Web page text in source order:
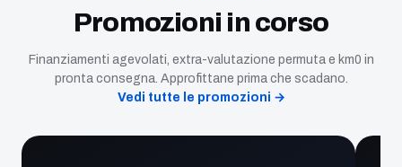
Promozioni in corso
Finanziamenti agevolati, extra-valutazione permuta e km0 in
pronta consegna. Approfittane prima che scadano.
Vedi tutte le promozioni →